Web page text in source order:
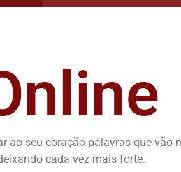
ao seu coração palavras que vão
cada vez mais forte.